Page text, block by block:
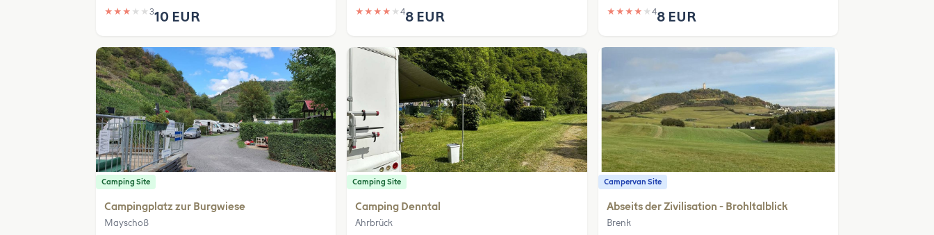
★ ★ ★ ★ ★ 310 EUR ★ ★ ★ ★ ★48 EUR ★ ★ ★ ★ ★ 48 EUR
Camping Site
Campingplatz zur Burgwiese
Mayschoß
Camping Site
Camping Denntal
Ahrbrück
Campervan Site
Abseits der Zivilisation - Brohltalblick
Brenk